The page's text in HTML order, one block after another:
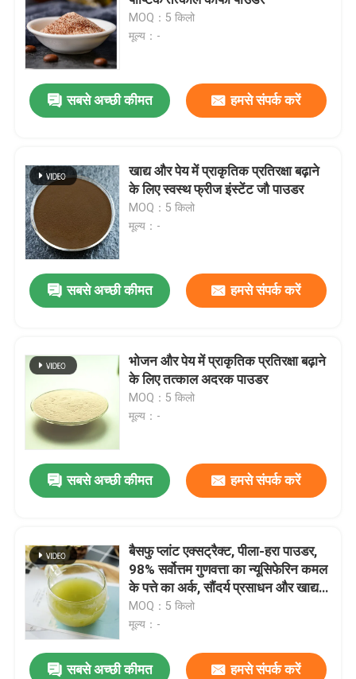
स्वाद और सुगंध
सिंथेटिक स्वाद
प्राकृतिक पौधे का आवश्यक तेल
शुद्ध पौधे का अर्क
मीठा करने वाला
फलों का चूर्ण
सूखे पाउडर को फ्रीज करें
जैविक तेल
प्राकृतिक वजन घटाने की सामग्री
प्राकृतिक रंगद्रव्य
MOQ：5 किलो
मूल्य：-
सबसे अच्छी कीमत हमसे संपर्क करें
खाद्य और पेय में प्राकृतिक प्रतिरक्षा बढ़ाने
के लिए स्वस्थ फ्रीज इंस्टेंट जौ पाउडर
MOQ：5 किलो
मूल्य：-
सबसे अच्छी कीमत हमसे संपर्क करें
भोजन और पेय में प्राकृतिक प्रतिरक्षा बढ़ाने
के लिए तत्काल अदरक पाउडर
MOQ：5 किलो
मूल्य：-
सबसे अच्छी कीमत हमसे संपर्क करें
बैसफु प्लांट एक्सट्रैक्ट, पीला-हरा पाउडर,
98% सर्वोत्तम गुणवत्ता का न्यूसिफेरिन कमल
के पत्ते का अर्क, सौंदर्य प्रसाधन और खाद्य
पदार्थों के लिए
MOQ：5 किलो
मूल्य：-
सबसे अच्छी कीमत हमसे संपर्क करें